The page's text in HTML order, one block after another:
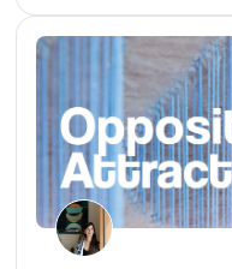
tartaléklistás
a csatolmányban